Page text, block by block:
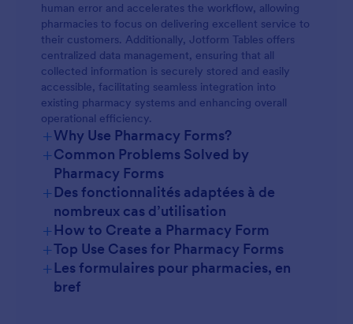
human error and accelerates the workflow, allowing
pharmacies to focus on delivering excellent service to
their customers. Additionally, Jotform Tables offers
centralized data management, ensuring that all
collected information is securely stored and easily
accessible, facilitating seamless integration into
existing pharmacy systems and enhancing overall
operational efficiency.
+Why Use Pharmacy Forms?
+Common Problems Solved by
Pharmacy Forms
+Des fonctionnalités adaptées à de
nombreux cas d’utilisation
+How to Create a Pharmacy Form
+Top Use Cases for Pharmacy Forms
For Managers
+Les formulaires pour pharmacies, en
bref